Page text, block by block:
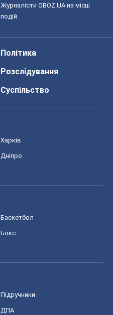
Журналісти OBOZ.UA на місці
подій
Політика
Розслідування
Суспільство
Харків
Дніпро
Баскетбол
Бокс
Підручники
ДПА